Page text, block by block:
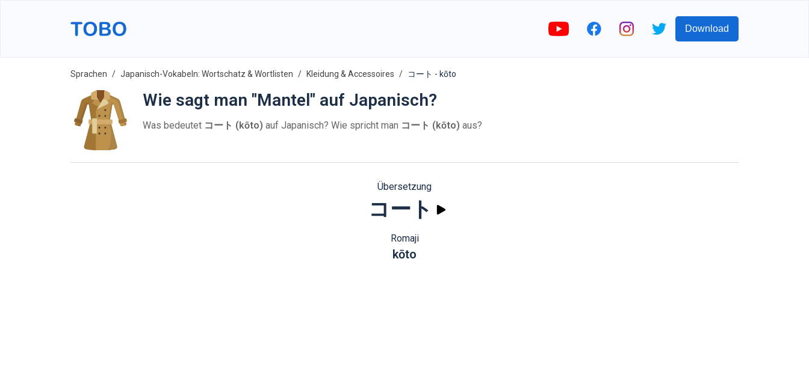
Download
Sprachen Japanisch-Vokabeln: Wortschatz & Wortlisten Kleidung & Accessoires コート - kōto
Wie sagt man "Mantel" auf Japanisch?
Was bedeutet コート (kōto) auf Japanisch? Wie spricht man コート (kōto) aus?
Übersetzung
コート
Romaji
kōto